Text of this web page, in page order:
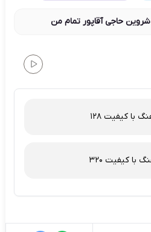
حاجی آقاپور تمام من
با کیفیت 128
با کیفیت 320